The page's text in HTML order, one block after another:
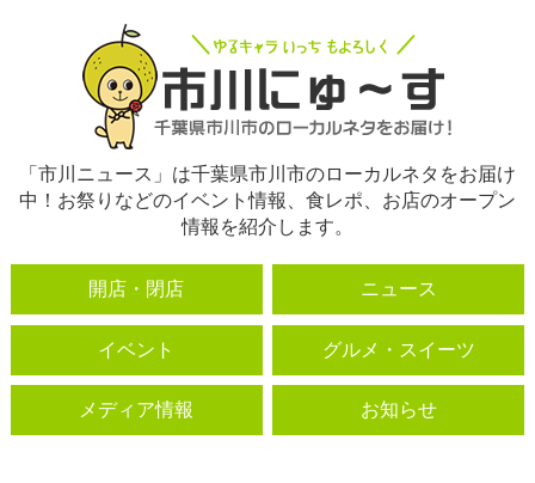
「市川ニュース」は千葉県市川市のローカルネタをお届け
中！お祭りなどのイベント情報、食レポ、お店のオープン
情報を紹介します。
開店・閉店 ニュース
イベント グルメ・スイーツ
メディア情報 お知らせ